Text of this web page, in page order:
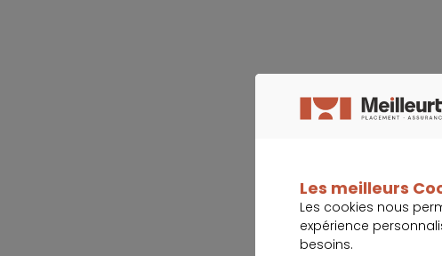
Les meilleurs
Les cookies nous
expérience
besoins.